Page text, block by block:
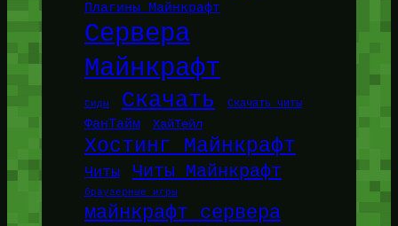
Плагины Майнкрафт
Сервера
Майнкрафт
Сиды Скачать Скачать читы
ФанТайм ХайТейл
Хостинг Майнкрафт
Читы Читы Майнкрафт
браузерные игры
майнкрафт сервера